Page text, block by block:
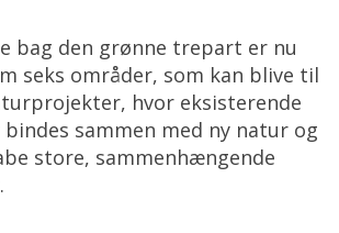
bag den grønne trepart er nu
seks områder, som kan blive til
hvor eksisterende
sammen med ny natur og
store, sammenhængende